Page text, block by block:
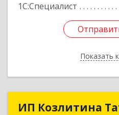
1С:Специалист
Показать
ИП Козлитина
ИП